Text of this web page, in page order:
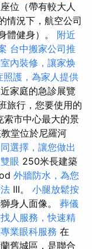
位（帶有較大人
情況下，航空公司
體健身）。 附近
台中搬家公司推
內裝修，讓家焕
照護，為家人提供
家庭的急診展覽
旅行，您要使用的
索市中心最大的景
堂位於尼羅河
選擇，讓您做出
眼 250米長建築
外牆防水，為您
III。 小腿放鬆按
身人面像。 葬儀
人服務，快速精
業眼科服務 在
舊城區，是聯合